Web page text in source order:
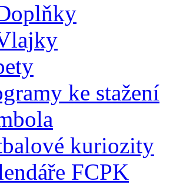
ke stažení
kuriozity
FCPK